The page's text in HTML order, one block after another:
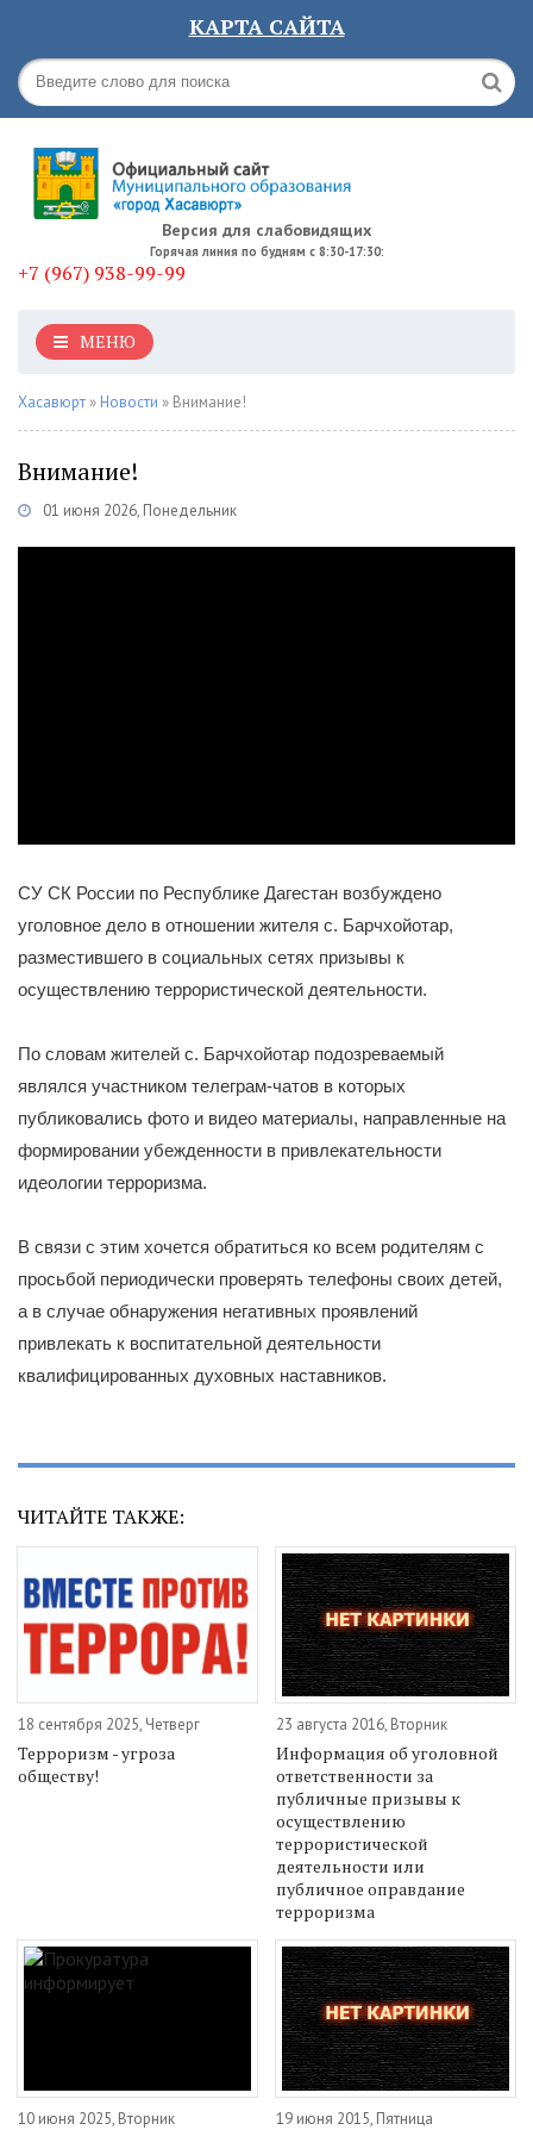
КАРТА САЙТА
Версия для слабовидящих
Горячая линия по будням с 8:30-17:30:
+7 (967) 938-99-99
МЕНЮ
Хасавюрт » Новости » Внимание!
Внимание!
01 июня 2026, Понедельник
СУ СК России по Республике Дагестан возбуждено
уголовное дело в отношении жителя с. Барчхойотар,
разместившего в социальных сетях призывы к
осуществлению террористической деятельности.
По словам жителей с. Барчхойотар подозреваемый
являлся участником телеграм-чатов в которых
публиковались фото и видео материалы, направленные на
формировании убежденности в привлекательности
идеологии терроризма.
В связи с этим хочется обратиться ко всем родителям с
просьбой периодически проверять телефоны своих детей,
а в случае обнаружения негативных проявлений
привлекать к воспитательной деятельности
квалифицированных духовных наставников.
ЧИТАЙТЕ ТАКЖЕ:
18 сентября 2025, Четверг
Терроризм - угроза
обществу!
23 августа 2016, Вторник
Информация об уголовной
ответственности за
публичные призывы к
осуществлению
террористической
деятельности или
публичное оправдание
терроризма
10 июня 2025, Вторник 19 июня 2015, Пятница